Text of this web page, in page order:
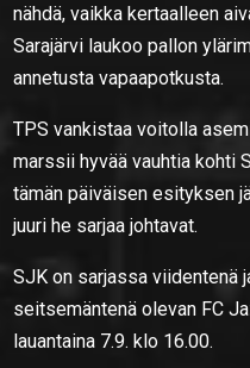
nähdä, vaikka kertaalleen
Sarajärvi laukoo pallon
annetusta vapaapotkusta.
TPS vankistaa voitolla
marssii hyvää vauhtia kohti
tämän päiväisen esityksen
juuri he sarjaa johtavat.
SJK on sarjassa viidentenä
seitsemäntenä olevan FC
lauantaina 7.9. klo 16.00.